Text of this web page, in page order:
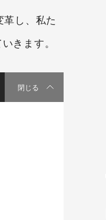
し、私た
きます。
閉じる